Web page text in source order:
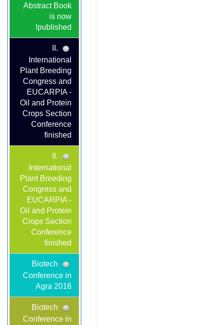
Abstract Book
is now
published!
II.
International
Plant Breeding
Congress and
EUCARPIA -
Oil and Protein
Crops Section
Conference
finished
II.
International
Plant Breeding
Congress and
EUCARPIA -
Oil and Protein
Crops Section
Conference
finished
Biotech
Conference in
Agra 2016
Biotech
Conference in